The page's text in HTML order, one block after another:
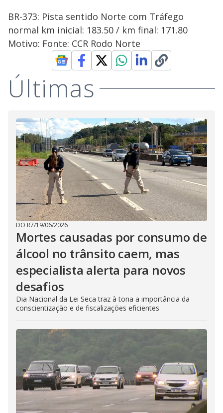
BR-373: Pista sentido Norte com Tráfego
normal km inicial: 183.50 / km final: 171.80
Motivo: Fonte: CCR Rodo Norte
Últimas
DO R7/19/06/2026
Mortes causadas por consumo de
álcool no trânsito caem, mas
especialista alerta para novos
desafios
Dia Nacional da Lei Seca traz à tona a importância da
conscientização e de fiscalizações eficientes